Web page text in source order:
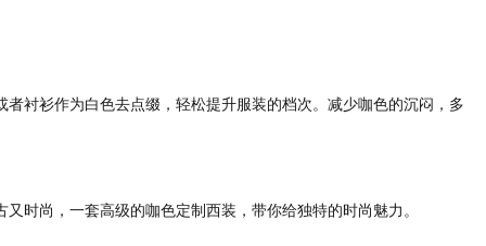
衫作为白色去点缀，轻松提升服装的档次。减少咖色的沉闷，多
尚，一套高级的咖色定制西装，带你给独特的时尚魅力。